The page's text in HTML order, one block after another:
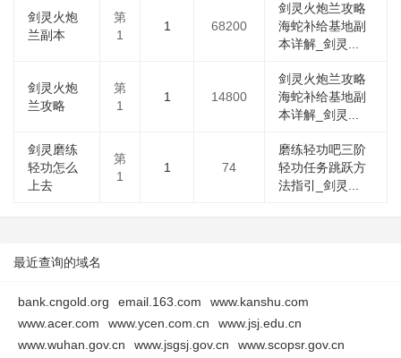
剑灵火炮
兰副本
第
1
1 68200
剑灵火炮兰攻略
海蛇补给基地副
本详解_剑灵...
剑灵火炮
兰攻略
第
1
1 14800
剑灵火炮兰攻略
海蛇补给基地副
本详解_剑灵...
剑灵磨练
轻功怎么
上去
第
1
1 74
磨练轻功吧三阶
轻功任务跳跃方
法指引_剑灵...
最近查询的域名
bank.cngold.org email.163.com
www.kanshu.com
www.acer.com
www.ycen.com.cn
www.jsj.edu.cn
www.wuhan.gov.cn
www.jsgsj.gov.cn
www.scopsr.gov.cn